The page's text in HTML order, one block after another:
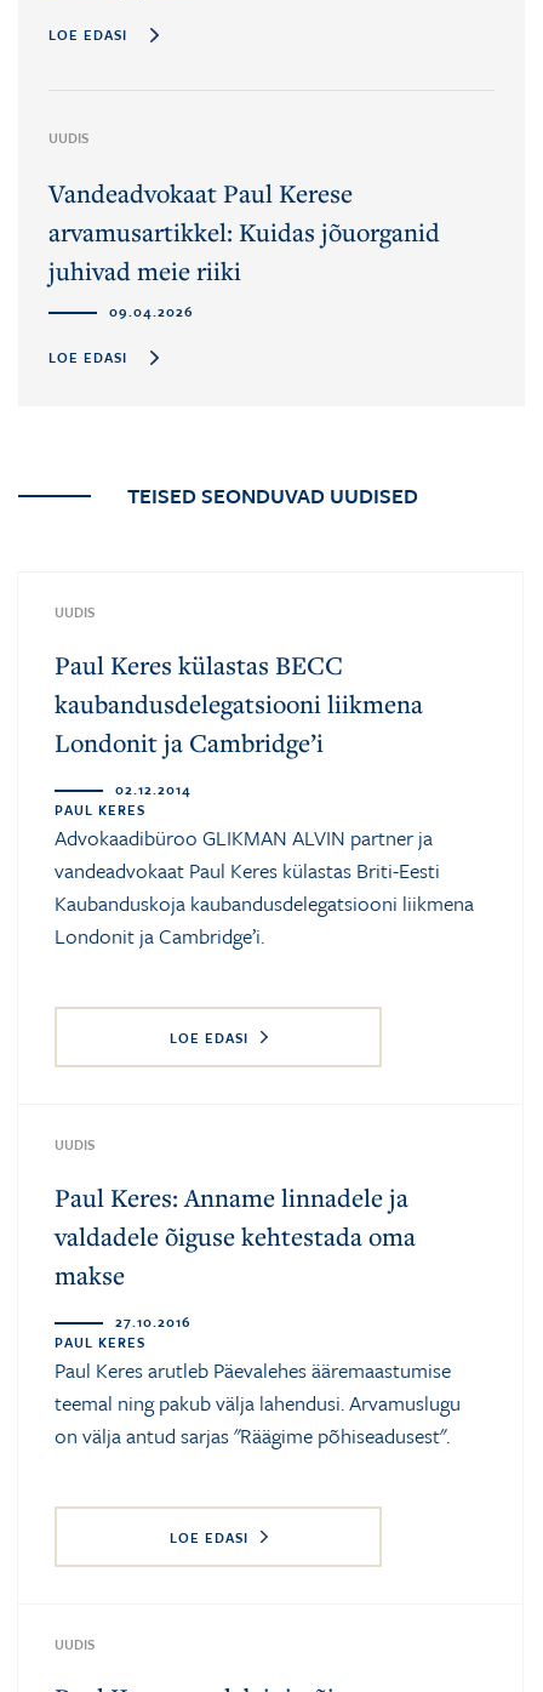
LOE EDASI
UUDIS
Vandeadvokaat Paul Kerese
arvamusartikkel: Kuidas jõuorganid
juhivad meie riiki
09.04.2026
LOE EDASI
TEISED SEONDUVAD UUDISED
UUDIS
Paul Keres külastas BECC
kaubandusdelegatsiooni liikmena
Londonit ja Cambridge’i
02.12.2014
PAUL KERES
Advokaadibüroo GLIKMAN ALVIN partner ja
vandeadvokaat Paul Keres külastas Briti-Eesti
Kaubanduskoja kaubandusdelegatsiooni liikmena
Londonit ja Cambridge’i.
LOE EDASI
UUDIS
Paul Keres: Anname linnadele ja
valdadele õiguse kehtestada oma
makse
27.10.2016
PAUL KERES
Paul Keresarutleb Päevalehes ääremaastumise
teemal ning pakub välja lahendusi. Arvamuslugu
on välja antud sarjas "Räägime põhiseadusest".
LOE EDASI
UUDIS